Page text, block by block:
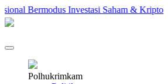
Investasi Saham & Kripto
Polhukrimkam